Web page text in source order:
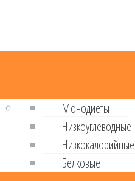
Монодиеты
Низкоуглеводные
Низкокалорийные
Белковые